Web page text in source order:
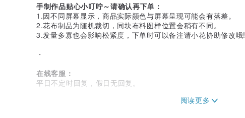
手制作品贴心小叮咛～请确认再下单：
1.因不同屏幕显示，商品实际颜色与屏幕呈现可能会有落差。
2.花布制品为随机裁切，同块布料图样位置会稍有不同。
3.发量多寡也会影响松紧度，下单时可以备注请小花协助修改哦!
・
在线客服：
平日不定时回复，假日无回复。